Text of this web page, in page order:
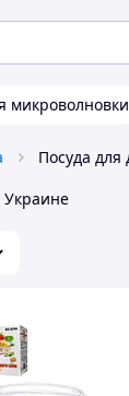
микроволновки
Украине